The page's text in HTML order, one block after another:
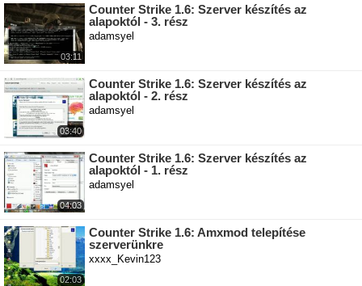
03:11
Counter Strike 1.6: Szerver készítés az
alapoktól - 3. rész
adamsyel
03:40
Counter Strike 1.6: Szerver készítés az
alapoktól - 2. rész
adamsyel
04:03
Counter Strike 1.6: Szerver készítés az
alapoktól - 1. rész
adamsyel
02:03
Counter Strike 1.6: Amxmod telepítése
szerverünkre
xxxx_Kevin123